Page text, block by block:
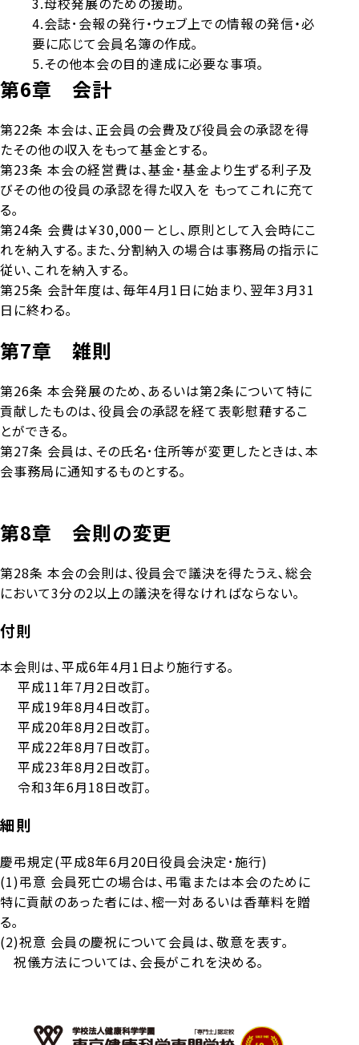
4.会誌･会報の発行・ウェブ上での情報の発信・必
要に応じて会員名簿の作成｡
5.その他本会の目的達成に必要な事項｡
第6章 会計
第22条 本会は､正会員の会費及び役員会の承認を得
たその他の収入をもって基金とする｡
第23条 本会の経営費は､基金･基金より生ずる利子及
びその他の役員の承認を得た収入を もってこれに充て
る｡
第24条 会費は￥30,000－とし､原則として入会時にこ
れを納入する｡また､分割納入の場合は事務局の指示に
従い､これを納入する｡
第25条 会計年度は､毎年4月1日に始まり､翌年3月31
日に終わる｡
第7章 雑則
第26条 本会発展のため､あるいは第2条について特に
貢献したものは､役員会の承認を経て表彰慰藉するこ
とができる｡
第27条 会員は､その氏名･住所等が変更したときは､本
会事務局に通知するものとする｡
第8章 会則の変更
第28条 本会の会則は､役員会で議決を得たうえ､総会
において3分の2以上の議決を得なければならない｡
付則
本会則は､平成6年4月1日より施行する｡
平成11年7月2日改訂。
平成19年8月4日改訂。
平成20年8月2日改訂。
平成22年8月7日改訂。
平成23年8月2日改訂。
令和3年6月18日改訂。
細則
慶弔規定(平成8年6月20日役員会決定･施行)
(1)弔意 会員死亡の場合は､弔電または本会のために
特に貢献のあった者には､樒一対あるいは香華料を贈
る｡
(2)祝意 会員の慶祝について会員は､敬意を表す｡
祝儀方法については､会長がこれを決める｡